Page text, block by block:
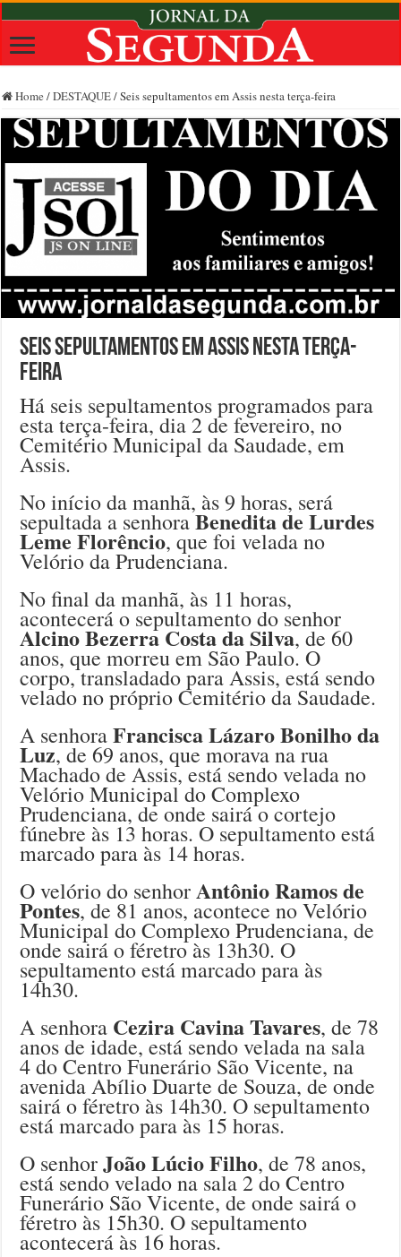
Home /DESTAQUE/Seis sepultamentos em Assis nesta terça-feira
Seis sepultamentos em Assis nesta terça-
feira
Há seis sepultamentos programados para
esta terça-feira, dia 2 de fevereiro, no
Cemitério Municipal da Saudade, em
Assis.
No início da manhã, às 9 horas, será
sepultada a senhoraBenedita de Lurdes
Leme Florêncio, que foi velada no
Velório da Prudenciana.
No final da manhã, às 11 horas,
acontecerá o sepultamento do senhor
Alcino Bezerra Costa da Silva, de 60
anos, que morreu em São Paulo. O
corpo, transladado para Assis, está sendo
velado no próprio Cemitério da Saudade.
A senhoraFrancisca Lázaro Bonilho da
Luz, de 69 anos, que morava na rua
Machado de Assis, está sendo velada no
Velório Municipal do Complexo
Prudenciana, de onde sairá o cortejo
fúnebre às 13 horas. O sepultamento está
marcado para às 14 horas.
O velório do senhorAntônio Ramos de
Pontes, de 81 anos, acontece no Velório
Municipal do Complexo Prudenciana, de
onde sairá o féretro às 13h30. O
sepultamento está marcado para às
14h30.
A senhora Cezira Cavina Tavares, de 78
anos de idade, está sendo velada na sala
4 do Centro Funerário São Vicente, na
avenida Abílio Duarte de Souza, de onde
sairá o féretro às 14h30. O sepultamento
está marcado para às 15 horas.
O senhorJoão Lúcio Filho, de 78 anos,
está sendo velado na sala 2 do Centro
Funerário São Vicente, de onde sairá o
féretro às 15h30. O sepultamento
acontecerá às 16 horas.